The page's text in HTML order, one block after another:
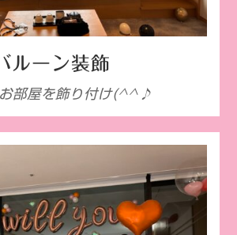
ルーン装飾
お部屋を飾り付け(^^♪